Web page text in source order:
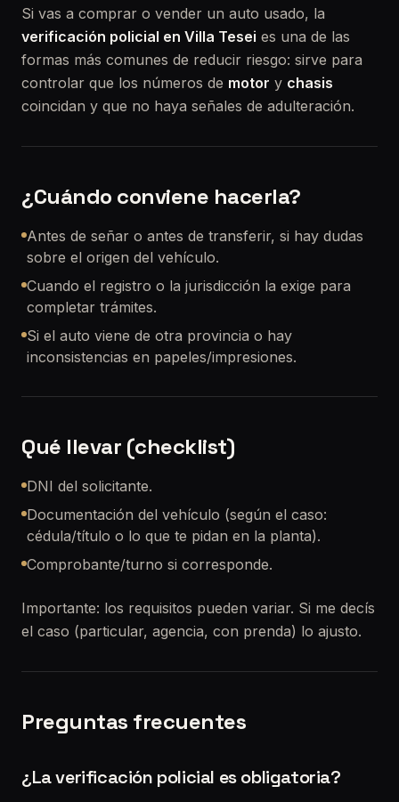
Si vas a comprar o vender un auto usado, la
verificación policial en Villa Tesei es una de las
formas más comunes de reducir riesgo: sirve para
controlar que los números de motor y chasis
coincidan y que no haya señales de adulteración.
¿Cuándo conviene hacerla?
Antes de señar o antes de transferir, si hay dudas
sobre el origen del vehículo.
Cuando el registro o la jurisdicción la exige para
completar trámites.
Si el auto viene de otra provincia o hay
inconsistencias en papeles/impresiones.
Qué llevar (checklist)
DNI del solicitante.
Documentación del vehículo (según el caso:
cédula/título o lo que te pidan en la planta).
Comprobante/turno si corresponde.
Importante: los requisitos pueden variar. Si me decís
el caso (particular, agencia, con prenda) lo ajusto.
Preguntas frecuentes
¿La verificación policial es obligatoria?